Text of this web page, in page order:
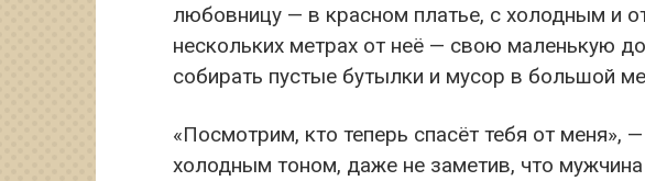
любовницу — в красном платье, с холодным и
нескольких метрах от неё — свою маленькую
собирать пустые бутылки и мусор в большой
«Посмотрим, кто теперь спасёт тебя от меня»,
холодным тоном, даже не заметив, что